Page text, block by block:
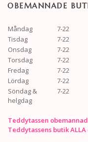
OBEMANNADE
Måndag
7-22
Tisdag
7-22
Onsdag
7-22
Torsdag
7-22
Fredag
7-22
Lördag
7-22
Söndag &
helgdag
7-22
Teddytassen
Teddytassens butik